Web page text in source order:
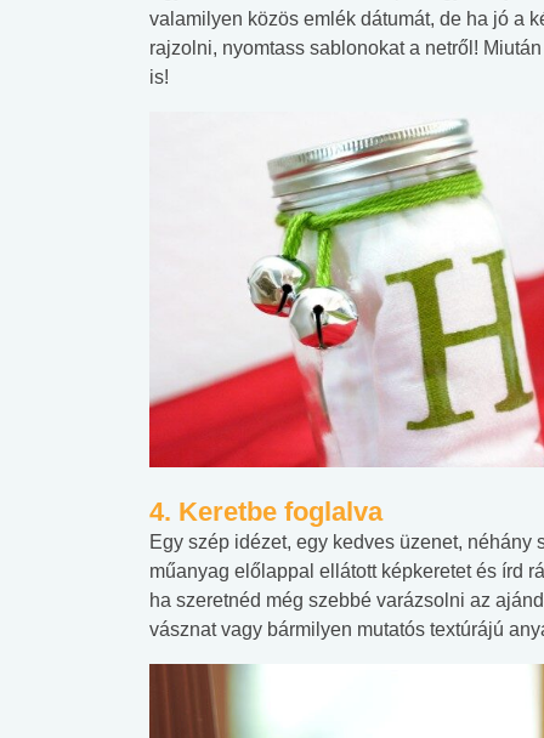
valamilyen közös emlék dátumát, de ha jó a
rajzolni, nyomtass sablonokat a netről!
is!
4. Keretbe foglalva
Egy szép idézet, egy kedves üzenet,
műanyag előlappal ellátott képkeretet és írd
ha szeretnéd még szebbé varázsolni az
vásznat vagy bármilyen mutatós textúrájú